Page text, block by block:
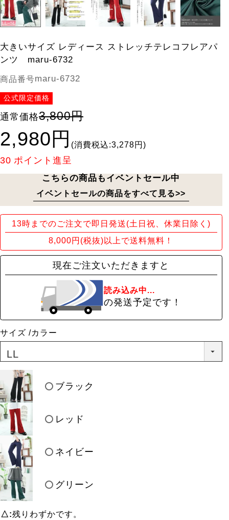
大きいサイズ レディース ストレッチテレコフレアパ
ンツ maru-6732
商品番号maru-6732
公式限定価格
通常価格3,800円
2,980円 (消費税込:3,278円)
30 ポイント進呈
こちらの商品もイベントセール中
イベントセールの商品をすべて見る>>
13時までのご注文で即日発送(土日祝、休業日除く)
8,000円(税抜)以上で送料無料！
現在ご注文いただきますと
読み込み中...
の発送予定です！
サイズ カラー
ブラック
レッド
ネイビー
グリーン
△ 残りわずかです。